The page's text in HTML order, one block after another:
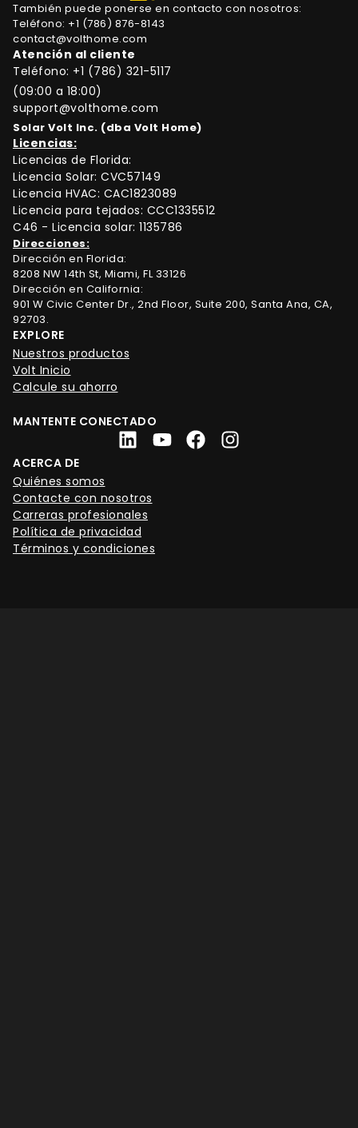
También puede ponerse en contacto con nosotros:
Teléfono: +1 (786) 876-8143
contact@volthome.com
Atención al cliente
Teléfono: +1 (786) 321-5117
(09:00 a 18:00)
support@volthome.com
Solar Volt Inc. (dba Volt Home)
Licencias:
Licencias de Florida:
Licencia Solar: CVC57149
Licencia HVAC: CAC1823089
Licencia para tejados: CCC1335512
C46 - Licencia solar: 1135786
Direcciones:
Dirección en Florida:
8208 NW 14th St, Miami, FL 33126
Dirección en California:
901 W Civic Center Dr., 2nd Floor, Suite 200, Santa Ana, CA,
92703.
EXPLORE
Nuestros productos
Volt Inicio
Calcule su ahorro
MANTENTE CONECTADO
ACERCA DE
Quiénes somos
Contacte con nosotros
Carreras profesionales
Política de privacidad
Términos y condiciones